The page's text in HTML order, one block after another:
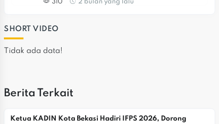
310 2 bulan yang lalu
SHORT VIDEO
Tidak ada data!
Berita Terkait
Ketua KADIN Kota Bekasi Hadiri IFPS 2026, Dorong